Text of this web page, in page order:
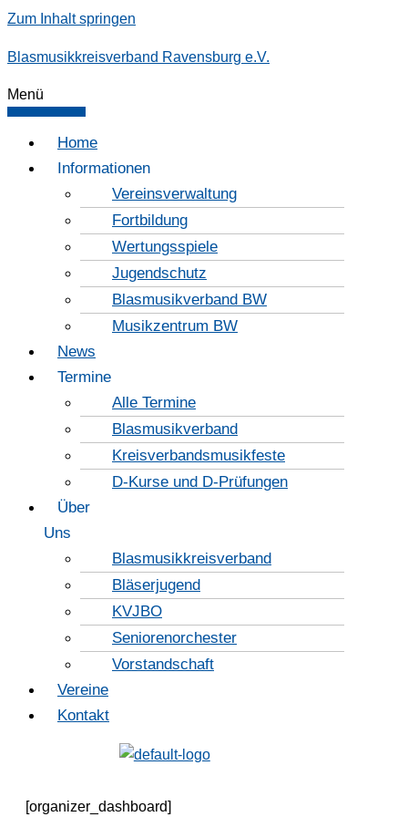
Zum Inhalt springen
Blasmusikkreisverband Ravensburg e.V.
Menü
Home
Informationen
Vereinsverwaltung
Fortbildung
Wertungsspiele
Jugendschutz
Blasmusikverband BW
Musikzentrum BW
News
Termine
Alle Termine
Blasmusikverband
Kreisverbandsmusikfeste
D-Kurse und D-Prüfungen
Über
Uns
Blasmusikkreisverband
Bläserjugend
KVJBO
Seniorenorchester
Vorstandschaft
Vereine
Kontakt
[organizer_dashboard]